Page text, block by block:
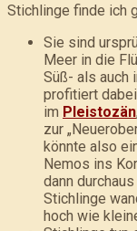
Stichlinge finde ich
Sie sind
Meer in die
Süß- als auch
profitiert
im Pleistozän
zur
könnte also
Nemos ins
dann
Stichlinge
hoch wie